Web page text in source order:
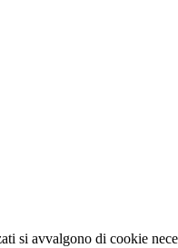
si avvalgono di cookie